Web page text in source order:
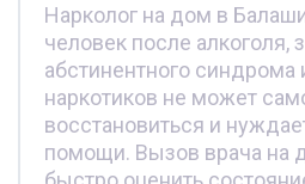
Нарколог на дом в
человек после алкоголя,
абстинентного синдрома
наркотиков не может
восстановиться и
помощи. Вызов врача на